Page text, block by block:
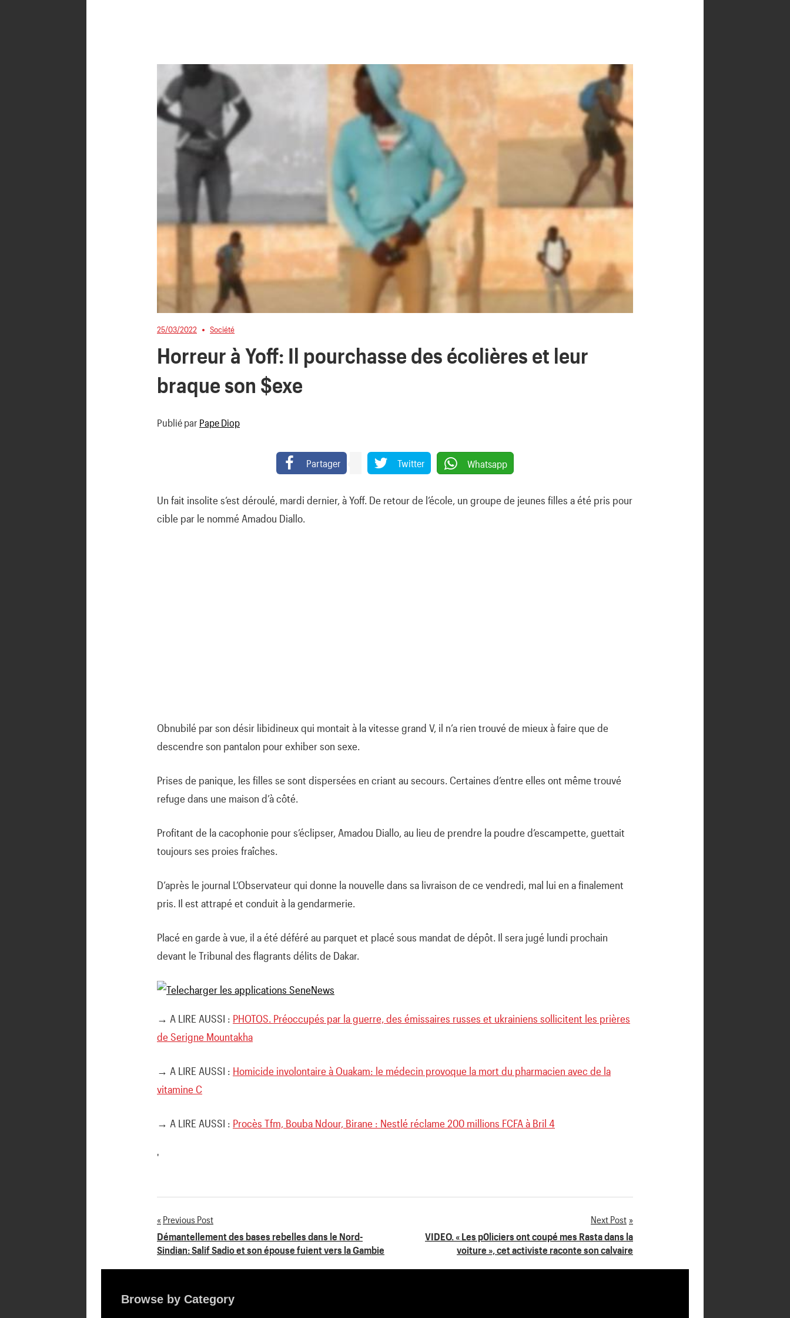
25/03/2022 Société
Horreur à Yoff: Il pourchasse des écolières et leur
braque son $exe
Publié par Pape Diop
Partager Twitter Whatsapp
Un fait insolite s’est déroulé, mardi dernier, à Yoff. De retour de l’école, un groupe de jeunes filles a été pris pour
cible par le nommé Amadou Diallo.
Obnubilé par son désir libidineux qui montait à la vitesse grand V, il n’a rien trouvé de mieux à faire que de
descendre son pantalon pour exhiber son sexe.
Prises de panique, les filles se sont dispersées en criant au secours. Certaines d’entre elles ont même trouvé
refuge dans une maison d’à côté.
Profitant de la cacophonie pour s’éclipser, Amadou Diallo, au lieu de prendre la poudre d’escampette, guettait
toujours ses proies fraîches.
D’après le journal L’Observateur qui donne la nouvelle dans sa livraison de ce vendredi, mal lui en a finalement
pris. Il est attrapé et conduit à la gendarmerie.
Placé en garde à vue, il a été déféré au parquet et placé sous mandat de dépôt. Il sera jugé lundi prochain
devant le Tribunal des flagrants délits de Dakar.
→ A LIRE AUSSI : PHOTOS. Préoccupés par la guerre, des émissaires russes et ukrainiens sollicitent les prières
de Serigne Mountakha
→ A LIRE AUSSI : Homicide involontaire à Ouakam: le médecin provoque la mort du pharmacien avec de la
vitamine C
→ A LIRE AUSSI : Procès Tfm, Bouba Ndour, Birane : Nestlé réclame 200 millions FCFA à Bril 4
'
Navigation
de
Previous Post
Démantellement des bases rebelles dans le Nord-
Sindian: Salif Sadio et son épouse fuient vers la Gambie
Next Post
VIDEO. « Les p0liciers ont coupé mes Rasta dans la
voiture », cet activiste raconte son calvaire
Browse by Category